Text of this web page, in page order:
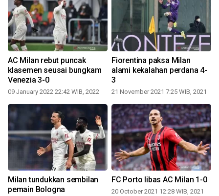
AC Milan rebut puncak
klasemen seusai bungkam
Venezia 3-0
09 January 2022 22:42 WIB, 2022
Fiorentina paksa Milan
alami kekalahan perdana 4-
3
21 November 2021 7:25 WIB, 2021
Milan tundukkan sembilan
pemain Bologna
FC Porto libas AC Milan 1-0
20 October 2021 12:28 WIB, 2021